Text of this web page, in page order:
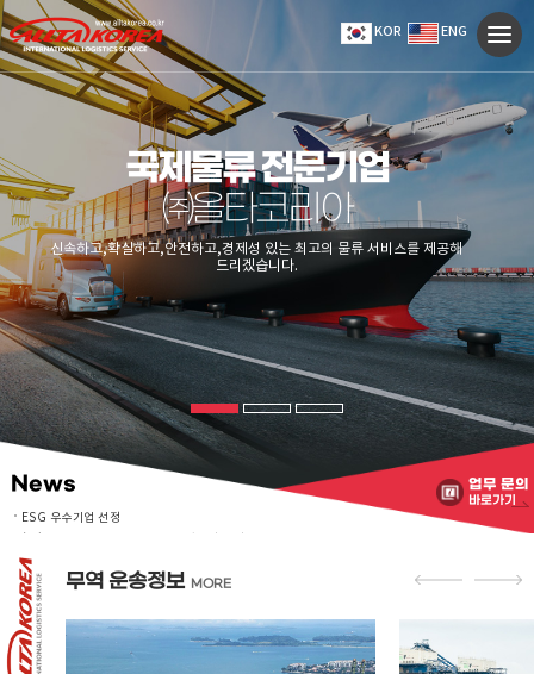
KOR ENG
News
ESG 우수기업 선정
(주)올타코리아 중소벤처기업부 장관상 수상
ISO 14001 (환경경영시스템 인증서) 취득
(사)서울경제인협회 수출입 국제물류 MOU 체결
관세청, 국산둔갑 우회수출 집중 단속한다
(주)올타코리아 서울특별시의회 의장 표창장 수상
2025년 관세청 주요업무 추진계획 발표
해외운송 서비스 시스템 관련 특허증 보유
국토교통부 항공철도사고조사위원회 MOU 국제 물류 계..
관세청 2024년 1월부터 물품검사 수수료 폐지
업무 문의
바로가기
국제물류 전문기업
㈜올타코리아
신속하고,확실하고,안전하고,경제성 있는 최고의 물류 서비스를 제공해
드리겠습니다.
무역 운송정보 MORE